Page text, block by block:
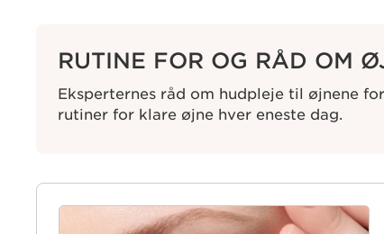
RUTINE FOR OG RÅD OM
Eksperternes råd om hudpleje til øjnene
rutiner for klare øjne hver eneste dag.